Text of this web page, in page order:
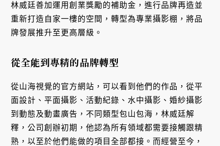
林威廷善加運用創業獎勵的補助金，進行品牌再造並
重新打造自家一樓的空間，轉型為專業攝影棚，將品
牌發展推升至更高層級。
從全能到專精的品牌轉型
從山海視覺的官方網站，可以看到他們的作品，從平
面設計、平面攝影、活動紀錄、水中攝影、婚紗攝影
到動態及動畫廣告，不同類型包山包海，林威廷解
釋，公司創辦初期，他認為所有領域都需要接觸跟精
熟，以至於他們能做的項目全部都接。而經營至今，